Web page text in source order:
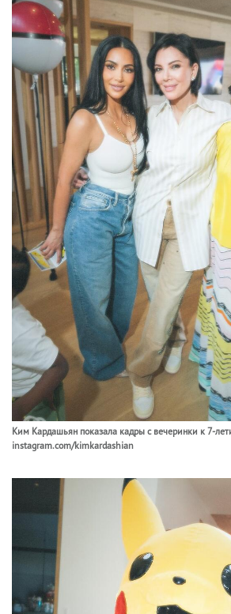
Ким Кардашьян показала кадры с вечеринки к 7-
instagram.com/kimkardashian